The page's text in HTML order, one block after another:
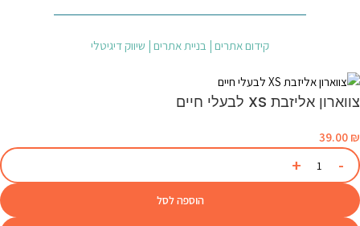
קידום אתרים | בניית אתרים | שיווק דיגיטלי
צווארון אליזבת XS לבעלי חיים
39.00 ₪
הוספה לסל